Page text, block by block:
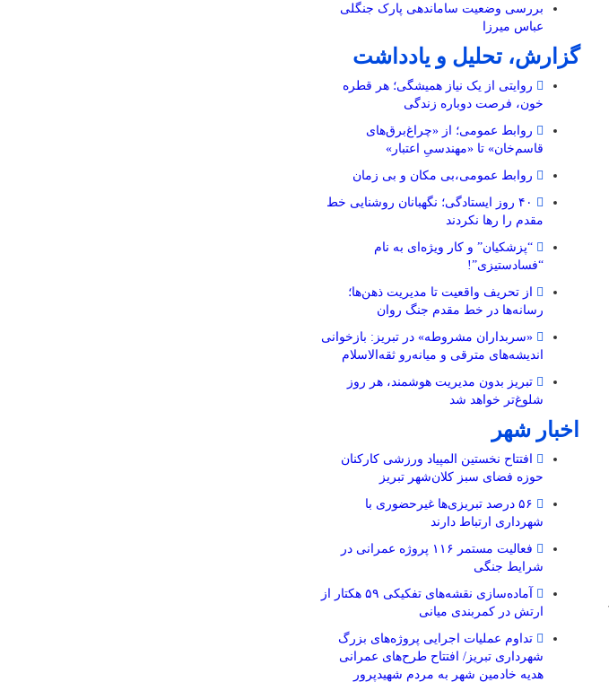
بررسی وضعیت ساماندهی پارک جنگلی
عباس میرزا
گزارش، تحلیل و یادداشت
روایتی از یک نیاز همیشگی؛ هر قطره
خون، فرصت دوباره زندگی
روابط عمومی؛ از «چراغ‌برق‌های
قاسم‌خان» تا «مهندسیِ اعتبار»
روابط عمومی،بی مکان و بی زمان
۴۰ روز ایستادگی؛ نگهبانان روشنایی خط
مقدم را رها نکردند
“پزشکیان” و کار ویژه‌ای به نام
“فسادستیزی”!
از تحریف واقعیت تا مدیریت ذهن‌ها؛
رسانه‌ها در خط مقدم جنگ روان
«سربداران مشروطه» در تبریز: بازخوانی
اندیشه‌های مترقی و میانه‌رو ثقه‌الاسلام
تبریز بدون مدیریت هوشمند، هر روز
شلوغ‌تر خواهد شد
اخبار شهر
افتتاح نخستین المپیاد ورزشی کارکنان
حوزه فضای سبز کلان‌شهر تبریز
۵۶ درصد تبریزی‌ها غیرحضوری با
شهرداری ارتباط دارند
فعالیت مستمر ۱۱۶ پروژه عمرانی در
شرایط جنگی
آماده‌سازی نقشه‌های تفکیکی ۵۹ هکتار از
ارتش در کمربندی میانی
تداوم عملیات اجرایی پروژه‌های بزرگ
شهرداری تبریز/ افتتاح طرح‌های عمرانی
هدیه خادمین شهر به مردم شهیدپرور